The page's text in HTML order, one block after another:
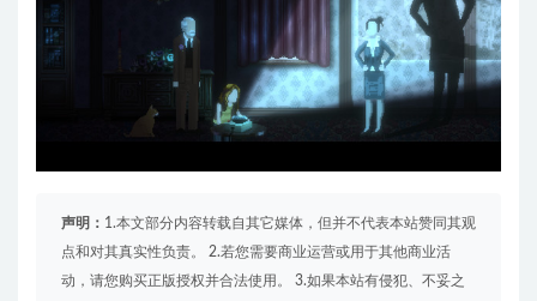
声明： 1.本文部分内容转载自其它媒体，但并不代表本站赞同其观
点和对其真实性负责。 2.若您需要商业运营或用于其他商业活
动，请您购买正版授权并合法使用。 3.如果本站有侵犯、不妥之